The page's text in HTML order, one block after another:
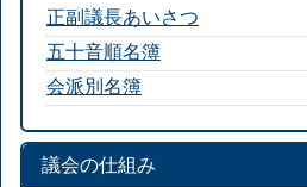
正副議長あいさつ
五十音順名簿
会派別名簿
議会の仕組み